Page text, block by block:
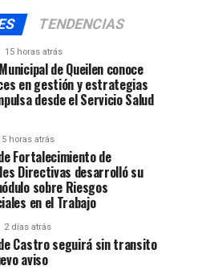
TENDENCIAS
15 horas atrás
de Queilen conoce
en gestión y estrategias
desde el Servicio Salud
horas atrás
Fortalecimiento de
Directivas desarrolló su
sobre Riesgos
en el Trabajo
2 días atrás
Castro seguirá sin transito
aviso